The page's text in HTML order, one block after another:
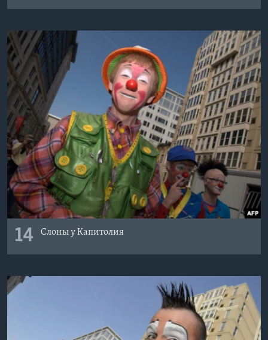
14 Слоны у Капитолия